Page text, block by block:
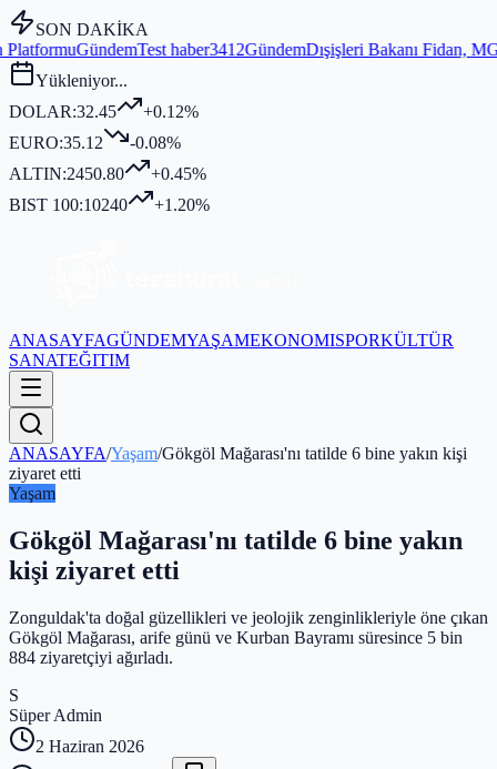
SON DAKİKA
Test haber3412GündemDışişleri Bakanı Fidan, MGK Genel
Yükleniyor...
DOLAR:32.45
+0.12%
EURO:35.12
-0.08%
ALTIN:2450.80
+0.45%
BIST 100:10240 +1.20%
ANASAYFAGÜNDEMYAŞAMEKONOMISPORKÜLTÜR
SANATEĞITIM
ANASAYFA/Yaşam/Gökgöl Mağarası'nı tatilde 6 bine yakın kişi
ziyaret etti
Yaşam
Gökgöl Mağarası'nı tatilde 6 bine yakın
kişi ziyaret etti
Zonguldak'ta doğal güzellikleri ve jeolojik zenginlikleriyle öne çıkan
Gökgöl Mağarası, arife günü ve Kurban Bayramı süresince 5 bin
884 ziyaretçiyi ağırladı.
S
Süper Admin
2 Haziran 2026